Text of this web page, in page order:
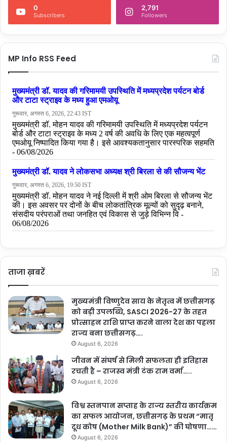
0
Subscribers
2,791
Followers
MP Info RSS Feed
ताजा ख़बरें
मुख्यमंत्री विष्णुदेव साय के नेतृत्व में छत्तीसगढ़
को बड़ी उपलब्धि, SASCI 2026-27 के तहत
प्रोत्साहन राशि प्राप्त करने वाला देश का पहला
राज्य बना छत्तीसगढ़….
August 6, 2026
जीवन में संघर्ष से मिली सफलता ही इतिहास
रचती है – राजस्व मंत्री टंक राम वर्मा…..
August 6, 2026
विश्व स्तनपान सप्ताह के राज्य स्तरीय कार्यक्रम
का सफल आयोजन, छत्तीसगढ़ के प्रथम “मातृ
दूध कोष (Mother Milk Bank)” की घोषणा……
August 6, 2026